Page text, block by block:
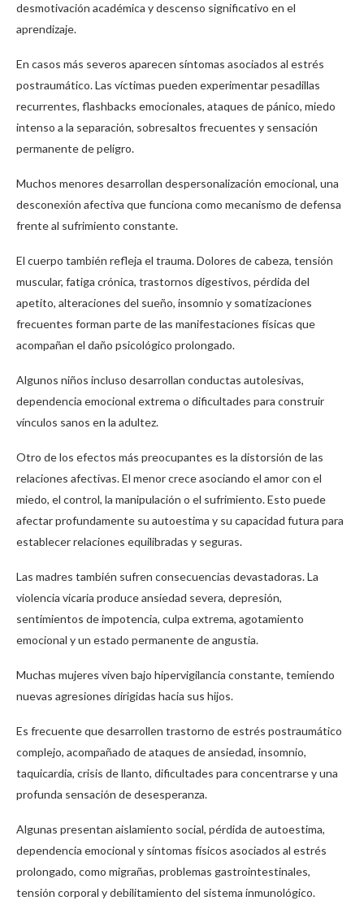
desmotivación académica y descenso significativo en el
aprendizaje.
En casos más severos aparecen síntomas asociados al estrés
postraumático. Las víctimas pueden experimentar pesadillas
recurrentes, flashbacks emocionales, ataques de pánico, miedo
intenso a la separación, sobresaltos frecuentes y sensación
permanente de peligro.
Muchos menores desarrollan despersonalización emocional, una
desconexión afectiva que funciona como mecanismo de defensa
frente al sufrimiento constante.
El cuerpo también refleja el trauma. Dolores de cabeza, tensión
muscular, fatiga crónica, trastornos digestivos, pérdida del
apetito, alteraciones del sueño, insomnio y somatizaciones
frecuentes forman parte de las manifestaciones físicas que
acompañan el daño psicológico prolongado.
Algunos niños incluso desarrollan conductas autolesivas,
dependencia emocional extrema o dificultades para construir
vínculos sanos en la adultez.
Otro de los efectos más preocupantes es la distorsión de las
relaciones afectivas. El menor crece asociando el amor con el
miedo, el control, la manipulación o el sufrimiento. Esto puede
afectar profundamente su autoestima y su capacidad futura para
establecer relaciones equilibradas y seguras.
Las madres también sufren consecuencias devastadoras. La
violencia vicaria produce ansiedad severa, depresión,
sentimientos de impotencia, culpa extrema, agotamiento
emocional y un estado permanente de angustia.
Muchas mujeres viven bajo hipervigilancia constante, temiendo
nuevas agresiones dirigidas hacia sus hijos.
Es frecuente que desarrollen trastorno de estrés postraumático
complejo, acompañado de ataques de ansiedad, insomnio,
taquicardia, crisis de llanto, dificultades para concentrarse y una
profunda sensación de desesperanza.
Algunas presentan aislamiento social, pérdida de autoestima,
dependencia emocional y síntomas físicos asociados al estrés
prolongado, como migrañas, problemas gastrointestinales,
tensión corporal y debilitamiento del sistema inmunológico.